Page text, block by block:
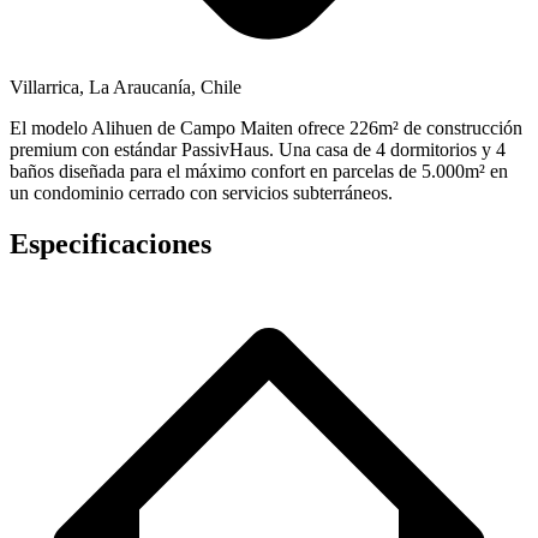
Villarrica, La Araucanía, Chile
El modelo Alihuen de Campo Maiten ofrece 226m² de construcción
premium con estándar PassivHaus. Una casa de 4 dormitorios y 4
baños diseñada para el máximo confort en parcelas de 5.000m² en
un condominio cerrado con servicios subterráneos.
Especificaciones